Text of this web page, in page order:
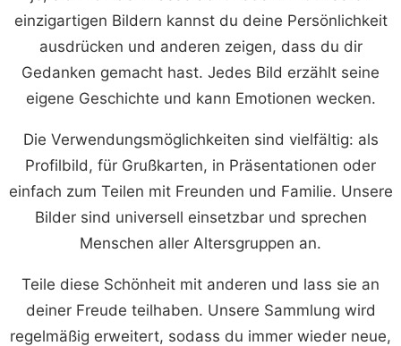
einzigartigen Bildern kannst du deine Persönlichkeit
ausdrücken und anderen zeigen, dass du dir
Gedanken gemacht hast. Jedes Bild erzählt seine
eigene Geschichte und kann Emotionen wecken.
Die Verwendungsmöglichkeiten sind vielfältig: als
Profilbild, für Grußkarten, in Präsentationen oder
einfach zum Teilen mit Freunden und Familie. Unsere
Bilder sind universell einsetzbar und sprechen
Menschen aller Altersgruppen an.
Teile diese Schönheit mit anderen und lass sie an
deiner Freude teilhaben. Unsere Sammlung wird
regelmäßig erweitert, sodass du immer wieder neue,